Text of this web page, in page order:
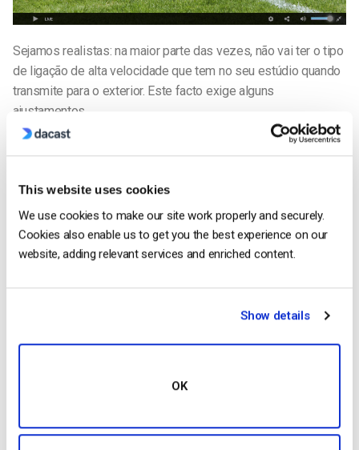
This website uses cookies
We use cookies to make our site work properly and securely.
Cookies also enable us to get you the best experience on our
website, adding relevant services and enriched content.
Show details
OK
Sejamos realistas: na maior parte das vezes, não vai ter o tipo
de ligação de alta velocidade que tem no seu estúdio quando
transmite para o exterior. Este facto exige alguns
ajustamentos.
Seguem-se algumas sugestões que podem ajudá-lo a tirar o
terreno.
Diminua a velocidade de transmissão.A transmissão em
fluxo contínuo a uma velocidade mais lenta (digamos, não
superior a 1 Mbps) permite-lhe utilizar de forma fiável
ligações à Internet mais lentas. Também torna o seu vídeo
lenta, por exemplo, se estiverem a ver o seu vídeo nos seus
telemóveis.
Ativar o ajuste automático no seu codificador.
codificador reduza a qualidade da transmissão em resposta a
restrições de largura de banda. Se o fizer, certifique-se de